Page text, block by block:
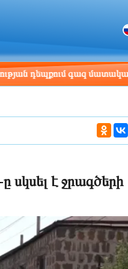
մատակարարել
սկսել է ջրագծերի